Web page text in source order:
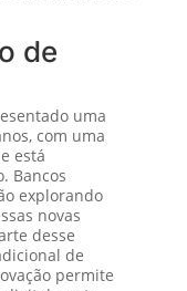
de
uma
com uma
está
Bancos
explorando
novas
desse
de
permite